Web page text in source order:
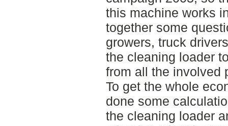
this machine works
together some
growers, truck
the cleaning loader
from all the involved
To get the whole
done some
the cleaning loader